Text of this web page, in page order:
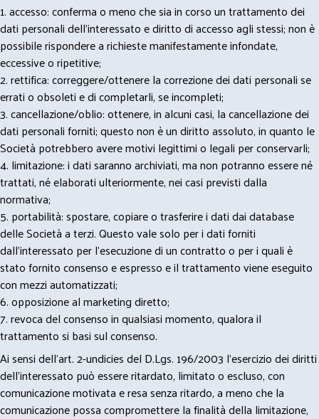
1. accesso: conferma o meno che sia in corso un trattamento dei
dati personali dell’interessato e diritto di accesso agli stessi; non è
possibile rispondere a richieste manifestamente infondate,
eccessive o ripetitive;
2. rettifica: correggere/ottenere la correzione dei dati personali se
errati o obsoleti e di completarli, se incompleti;
3. cancellazione/oblio: ottenere, in alcuni casi, la cancellazione dei
dati personali forniti; questo non è un diritto assoluto, in quanto le
Società potrebbero avere motivi legittimi o legali per conservarli;
4. limitazione: i dati saranno archiviati, ma non potranno essere né
trattati, né elaborati ulteriormente, nei casi previsti dalla
normativa;
5. portabilità: spostare, copiare o trasferire i dati dai database
delle Società a terzi. Questo vale solo per i dati forniti
dall’interessato per l’esecuzione di un contratto o per i quali è
stato fornito consenso e espresso e il trattamento viene eseguito
con mezzi automatizzati;
6. opposizione al marketing diretto;
7. revoca del consenso in qualsiasi momento, qualora il
trattamento si basi sul consenso.
Ai sensi dell’art. 2-undicies del D.Lgs. 196/2003 l’esercizio dei diritti
dell’interessato può essere ritardato, limitato o escluso, con
comunicazione motivata e resa senza ritardo, a meno che la
comunicazione possa compromettere la finalità della limitazione,